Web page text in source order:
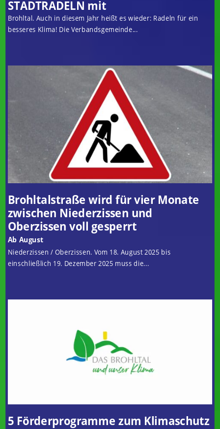
STADTRADELN mit
Brohltal. Auch in diesem Jahr heißt es wieder: Radeln für ein
besseres Klima! Die Verbandsgemeinde...
Brohltalstraße wird für vier Monate
zwischen Niederzissen und
Oberzissen voll gesperrt
Ab August
Niederzissen / Oberzissen. Vom 18. August 2025 bis
einschließlich 19. Dezember 2025 muss die...
5 Förderprogramme zum Klimaschutz